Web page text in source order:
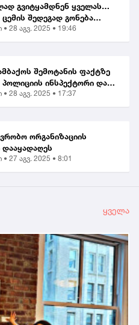
გვიტყამდნენ ყველას…
შედეგად გონება
ბათუმში მომხდარ
• 28 აგვ. 2025 • 19:46
შემოტანის ფაქტზე
ინსპექტორი და
• 28 აგვ. 2025 • 17:37
ორგანიზაციის
დააყადაღეს
• 27 აგვ. 2025 • 8:01
ყველა